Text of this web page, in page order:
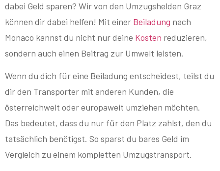
dabei Geld sparen? Wir von den Umzugshelden Graz
können dir dabei helfen! Mit einer Beiladung nach
Monaco kannst du nicht nur deine Kosten reduzieren,
sondern auch einen Beitrag zur Umwelt leisten.
Wenn du dich für eine Beiladung entscheidest, teilst du
dir den Transporter mit anderen Kunden, die
österreichweit oder europaweit umziehen möchten.
Das bedeutet, dass du nur für den Platz zahlst, den du
tatsächlich benötigst. So sparst du bares Geld im
Vergleich zu einem kompletten Umzugstransport.